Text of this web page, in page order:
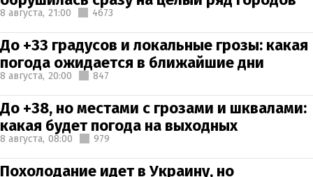
8 августа, 21:00 4673
До +33 градусов и локальные грозы: какая
погода ожидается в ближайшие дни
8 августа, 20:00 847
До +38, но местами с грозами и шквалами:
какая будет погода на выходных
8 августа, 08:00 979
Похолодание идет в Украину, но